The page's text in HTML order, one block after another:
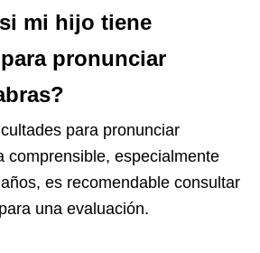
mi hijo tiene
pronunciar
para pronunciar
comprensible, especialmente
es recomendable consultar
una evaluación.